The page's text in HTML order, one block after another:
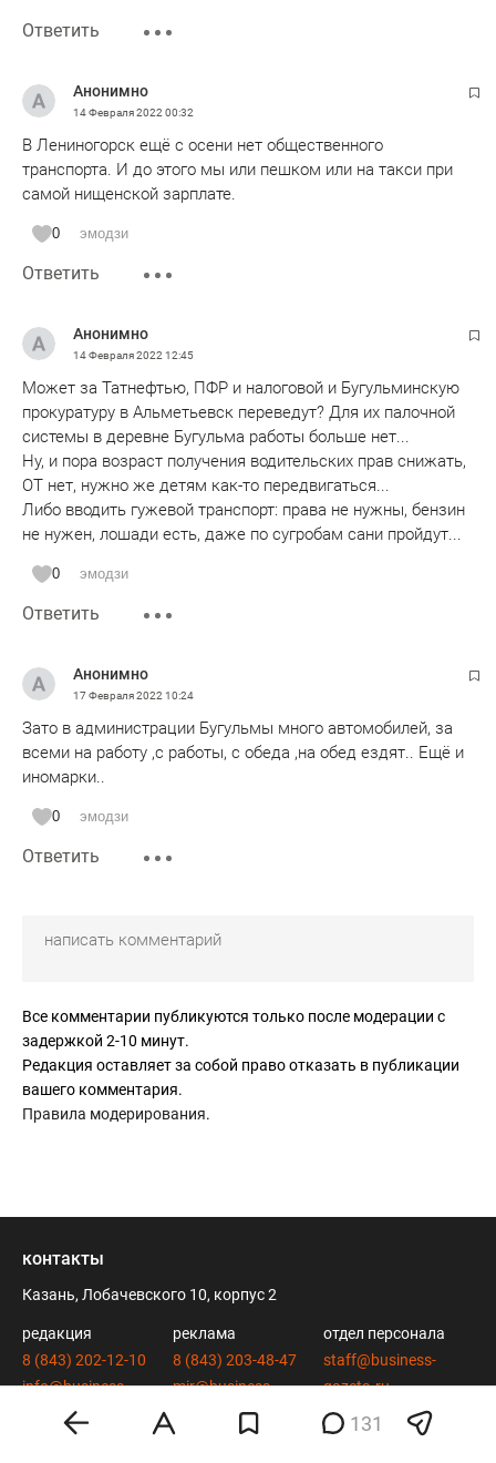
Ответить
Анонимно
14 Февраля 2022 00:32
В Лениногорск ещё с осени нет общественного
транспорта. И до этого мы или пешком или на такси при
самой нищенской зарплате.
0 эмодзи
Ответить
Анонимно
14 Февраля 2022 12:45
Может за Татнефтью, ПФР и налоговой и Бугульминскую
прокуратуру в Альметьевск переведут? Для их палочной
системы в деревне Бугульма работы больше нет...
Ну, и пора возраст получения водительских прав снижать,
ОТ нет, нужно же детям как-то передвигаться...
Либо вводить гужевой транспорт: права не нужны, бензин
не нужен, лошади есть, даже по сугробам сани пройдут...
0 эмодзи
Ответить
Анонимно
17 Февраля 2022 10:24
Зато в администрации Бугульмы много автомобилей, за
всеми на работу ,с работы, с обеда ,на обед ездят.. Ещё и
иномарки..
0 эмодзи
Ответить
Все комментарии публикуются только после модерации с
задержкой 2-10 минут.
Редакция оставляет за собой право отказать в публикации
вашего комментария.
Правила модерирования.
131
контакты
Казань, Лобачевского 10, корпус 2
редакция
8 (843) 202-12-10
info@business-
gazeta.ru
реклама
8 (843) 203-48-47
mir@business-
отдел персонала
staff@business-
gazeta.ru